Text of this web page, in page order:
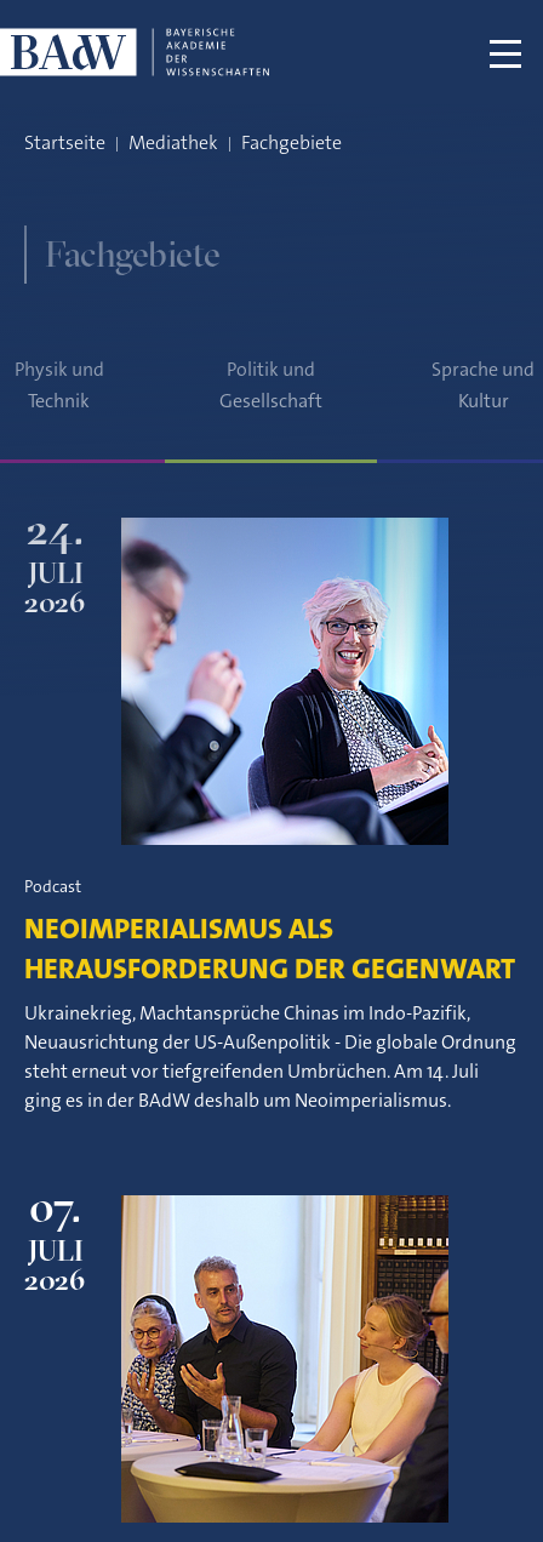
Startseite Mediathek Fachgebiete
Fachgebiete
Physik und
Technik
Politik und
Gesellschaft
Sprache und
Kultur
24.
JULI
2026
Podcast
NEOIMPERIALISMUS ALS
HERAUSFORDERUNG DER GEGENWART
Ukrainekrieg, Machtansprüche Chinas im Indo-Pazifik,
Neuausrichtung der US-Außenpolitik - Die globale Ordnung
steht erneut vor tiefgreifenden Umbrüchen. Am 14. Juli
ging es in der BAdW deshalb um Neoimperialismus.
07.
JULI
2026